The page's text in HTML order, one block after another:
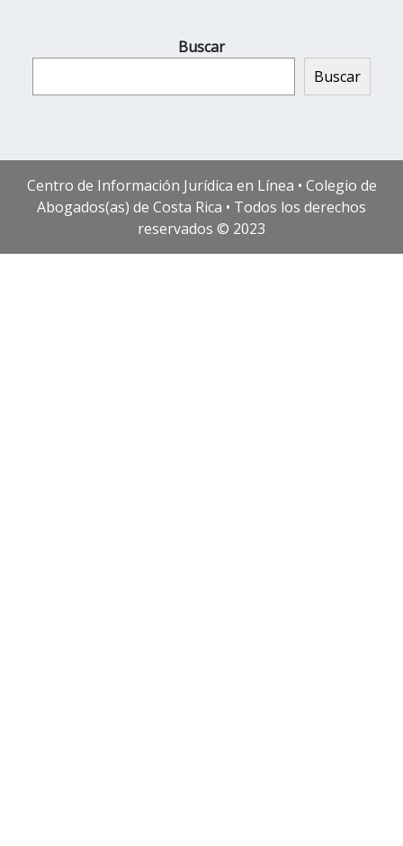
Buscar
Buscar
Centro de Información Jurídica en Línea • Colegio de
Abogados(as) de Costa Rica • Todos los derechos
reservados © 2023